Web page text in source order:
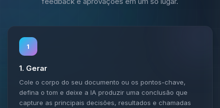
1
1. Gerar
Cole o corpo do seu documento ou os pontos-chave,
defina o tom e deixe a IA produzir uma conclusão que
capture as principais decisões, resultados e chamadas